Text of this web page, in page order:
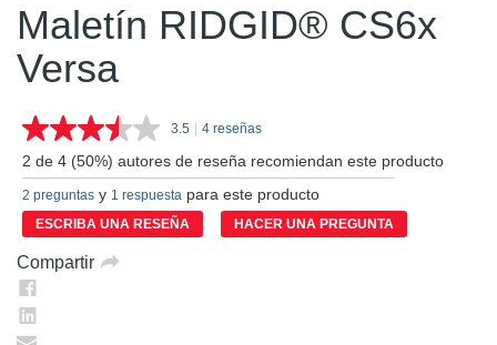
Maletín RIDGID® CS6x
Versa
3.5 Lea
reseñas.
Enlace
en
misma
| 4 reseñas
2 de 4 (50%) autores de reseña recomiendan este producto
2 preguntas y 1 respuesta para este producto
ESCRIBA UNA RESEÑA HACER UNA PREGUNTA
Compartir